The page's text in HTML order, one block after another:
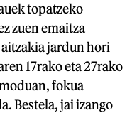
topatzeko
zuen emaitza
jardun hori
17rako eta 27rako
fokua
Bestela, jai izango